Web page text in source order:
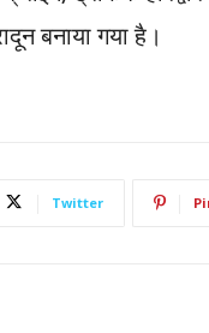
बनाया गया है।
Twitter